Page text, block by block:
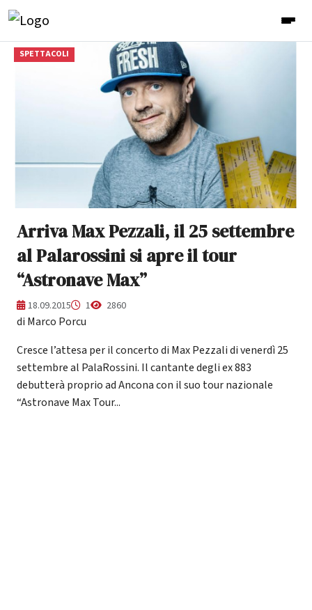
SPETTACOLI
Arriva Max Pezzali, il 25 settembre
al Palarossini si apre il tour
“Astronave Max”
18.09.2015 1 2860
di Marco Porcu
Cresce l’attesa per il concerto di Max Pezzali di venerdì 25
settembre al PalaRossini. Il cantante degli ex 883
debutterà proprio ad Ancona con il suo tour nazionale
“Astronave Max Tour...